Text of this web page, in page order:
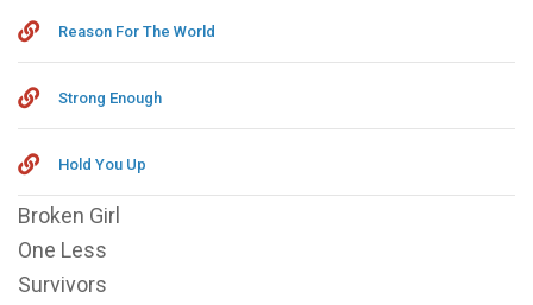
Reason For The World
Strong Enough
Hold You Up
Broken Girl
One Less
Survivors